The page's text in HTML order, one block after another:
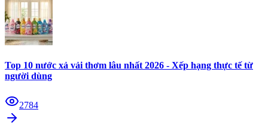
Top 10 nước xả vải thơm lâu nhất 2026 - Xếp hạng thực tế từ
người dùng
2784